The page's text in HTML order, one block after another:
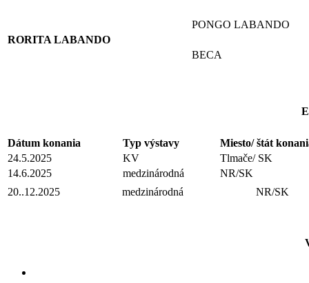
RORITA LABANDO
PONGO LABANDO
BECA
Dátum konania Typ výstavy
Miesto/ štát
24.5.2025
KV
Tlmače/ SK
14.6.2025
medzinárodná
NR/SK
20..12.2025
medzinárodná NR/SK